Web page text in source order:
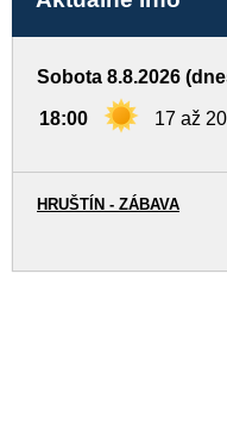
Sobota 8.8.2026
18:00 17 až
HRUŠTÍN - ZÁBAVA